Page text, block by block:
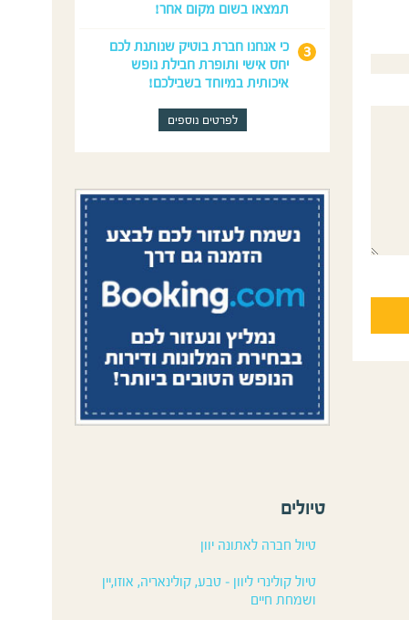
תמצאו בשום מקום אחר!
כי אנחנו חברת בוטיק שנותנת לכם
יחס אישי ותופרת חבילת נופש
איכותית במיוחד בשבילכם!
לפרטים נוספים
טיולים
טיול חברה לאתונה יוון
טיול קולינרי ליוון – טבע, קולינאריה, אוזו,יין
ושמחת חיים